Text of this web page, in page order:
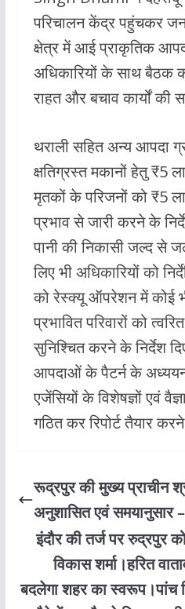
b
o
o
k
s
A
p
p
er l
परिचालन केंद्र पहुंचकर
क्षेत्र में आई प्राकृतिक
अधिकारियों के साथ बैठक
राहत और बचाव कार्यों की
थराली सहित अन्य आपदा
क्षतिग्रस्त मकानों हेतु ₹5
मृतकों के परिजनों को ₹5
प्रभाव से जारी करने के
पानी की निकासी जल्द से
लिए भी अधिकारियों को
को रेस्क्यू ऑपरेशन में कोई
प्रभावित परिवारों को
सुनिश्चित करने के निर्देश
आपदाओं के पैटर्न के अध्ययन
एजेंसियों के विशेषज्ञों एवं
गठित कर रिपोर्ट तैयार
रूद्रपुर की मुख्य प्राचीन
अनुशासित एवं समयानुसार
इंदौर की तर्ज पर रुद्रपुर
विकास शर्मा।हरित
बदलेगा शहर का स्वरूप।पांच